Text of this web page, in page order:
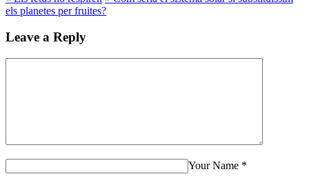
els planetes per fruites?
Leave a Reply
Your Name *